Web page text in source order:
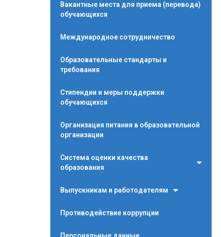
Вакантные места для приема (перевода)
обучающихся
Международное сотрудничество
Образовательные стандарты и
требования
Стипендии и меры поддержки
обучающихся
Организация питания в образовательной
организации
Система оценки качества
образования
Выпускникам и работодателям
Противодействие коррупции